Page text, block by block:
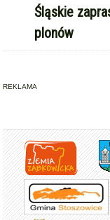
Śląskie
plonów
REKLAMA